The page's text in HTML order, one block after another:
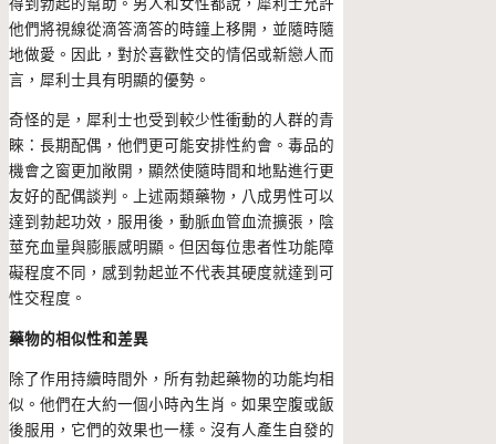
他們將視線從滴答滴答的時鐘上移開，並隨時隨
地做愛。因此，對於喜歡性交的情侶或新戀人而
言，犀利士具有明顯的優勢。
奇怪的是，犀利士也受到較少性衝動的人群的青
睞：長期配偶，他們更可能安排性約會。毒品的
機會之窗更加敞開，顯然使隨時間和地點進行更
友好的配偶談判。上述兩類藥物，八成男性可以
達到勃起功效，服用後，動脈血管血流擴張，陰
莖充血量與膨脹感明顯。但因每位患者性功能障
礙程度不同，感到勃起並不代表其硬度就達到可
性交程度。
藥物的相似性和差異
除了作用持續時間外，所有勃起藥物的功能均相
似。他們在大約一個小時內生肖。如果空腹或飯
後服用，它們的效果也一樣。沒有人產生自發的